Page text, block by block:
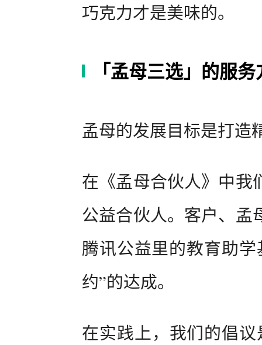
巧克力才是美味的。
「孟母三选」的服
孟母的发展目标是打造
在《孟母合伙人》中我
公益合伙人。客户、孟
腾讯公益里的教育助
约”的达成。
在实践上，我们的倡